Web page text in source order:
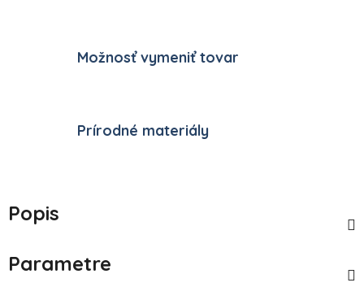
Možnosť vymeniť tovar
Prírodné materiály
Popis
Parametre